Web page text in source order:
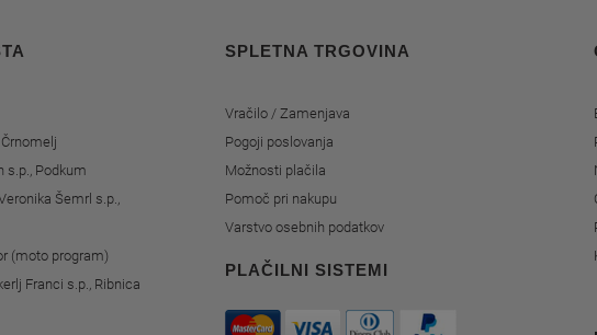
s.p., Podkum
Šemrl s.p.,
(moto program)
Franci s.p., Ribnica
SPLETNA TRGOVINA
Vračilo / Zamenjava
Pogoji poslovanja
Možnosti plačila
Pomoč pri nakupu
Varstvo osebnih podatkov
PLAČILNI SISTEMI